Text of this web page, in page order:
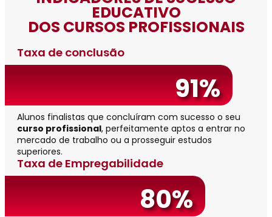
EDUCATIVO
DOS CURSOS PROFISSIONAIS
Taxa de conclusão
91%
Alunos finalistas que concluíram com sucesso o seu
curso profissional, perfeitamente aptos a entrar no
mercado de trabalho ou a prosseguir estudos
superiores.
Taxa de Empregabilidade
80%